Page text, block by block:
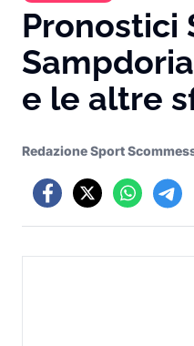
Pronostici
e le altre
Redazione Sport